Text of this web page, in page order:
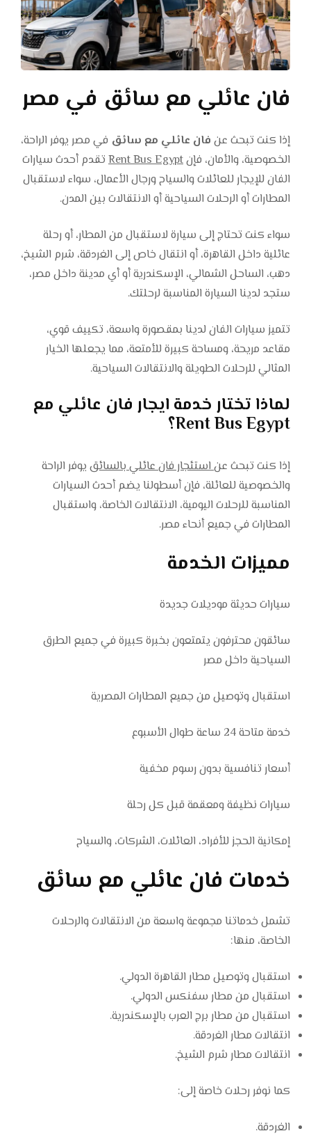
فان عائلي مع سائق في مصر
إذا كنت تبحث عن فان عائلي مع سائق في مصر يوفر الراحة،
الخصوصية، والأمان، فإنRent Bus Egypt تقدم أحدث سيارات
الفان للإيجار للعائلات والسياح ورجال الأعمال، سواء لاستقبال
المطارات أو الرحلات السياحية أو الانتقالات بين المدن.
سواء كنت تحتاج إلى سيارة لاستقبال من المطار، أو رحلة
عائلية داخل القاهرة، أو انتقال خاص إلى الغردقة، شرم الشيخ،
دهب، الساحل الشمالي، الإسكندرية أو أي مدينة داخل مصر،
ستجد لدينا السيارة المناسبة لرحلتك.
تتميز سيارات الفان لدينا بمقصورة واسعة، تكييف قوي،
مقاعد مريحة، ومساحة كبيرة للأمتعة، مما يجعلها الخيار
المثالي للرحلات الطويلة والانتقالات السياحية.
لماذا تختار خدمة ايجار فان عائلي مع
Rent Bus Egypt؟
إذا كنت تبحث عناستئجار فان عائلي بالسائق يوفر الراحة
والخصوصية للعائلة، فإن أسطولنا يضم أحدث السيارات
المناسبة للرحلات اليومية، الانتقالات الخاصة، واستقبال
المطارات في جميع أنحاء مصر.
مميزات الخدمة
سيارات حديثة موديلات جديدة
سائقون محترفون يتمتعون بخبرة كبيرة في جميع الطرق
السياحية داخل مصر
استقبال وتوصيل من جميع المطارات المصرية
خدمة متاحة 24 ساعة طوال الأسبوع
أسعار تنافسية بدون رسوم مخفية
سيارات نظيفة ومعقمة قبل كل رحلة
إمكانية الحجز للأفراد، العائلات، الشركات، والسياح
خدمات فان عائلي مع سائق
تشمل خدماتنا مجموعة واسعة من الانتقالات والرحلات
الخاصة، منها:
استقبال وتوصيل مطار القاهرة الدولي.
استقبال من مطار سفنكس الدولي.
استقبال من مطار برج العرب بالإسكندرية.
انتقالات مطار الغردقة.
انتقالات مطار شرم الشيخ.
كما نوفر رحلات خاصة إلى:
الغردقة.